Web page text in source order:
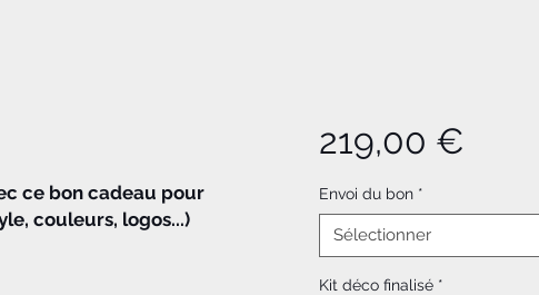
ce bon cadeau pour
couleurs, logos...)
219,00 €
Envoi du bon *
Sélectionner
Kit déco finalisé *